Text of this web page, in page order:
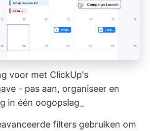
voor met ClickUp's
- pas aan, organiseer en
in één oogopslag_
filters gebruiken om